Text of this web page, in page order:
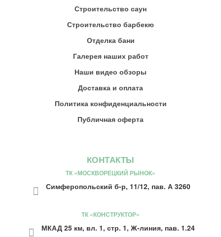
Строительство саун
Строительство барбекю
Отделка бани
Галерея наших работ
Наши видео обзоры
Доставка и оплата
Политика конфиденциальности
Публичная оферта
КОНТАКТЫ
ТК «МОСКВОРЕЦКИЙ РЫНОК»
Симферопольский б-р, 11/12, пав. А 3260
ТК «КОНСТРУКТОР»
МКАД 25 км, вл. 1, стр. 1, Ж-линия, пав. 1.24